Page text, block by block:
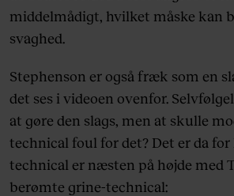
middelmådigt, hvilket måske kan
svaghed.
Stephenson er også fræk som en
det ses i videoen ovenfor.
at gøre den slags, men at skulle
technical foul for det? Det er da
technical er næsten på højde med
berømte grine-technical: